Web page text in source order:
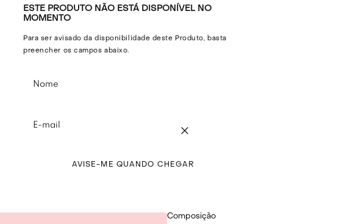
ESTE PRODUTO NÃO ESTÁ DISPONÍVEL NO
MOMENTO
Para ser avisado da disponibilidade deste Produto, basta
preencher os campos abaixo.
AVISE-ME QUANDO CHEGAR
Composição